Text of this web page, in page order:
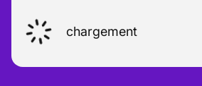
chargement